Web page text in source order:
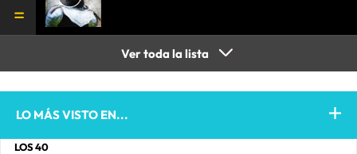
Ver toda la lista
LO MÁS VISTO EN...
LOS 40